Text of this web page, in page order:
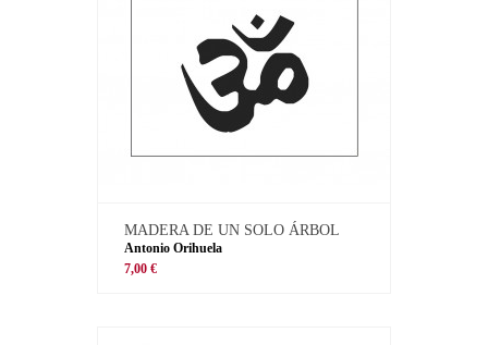
MADERA DE UN SOLO ÁRBOL
Antonio Orihuela
7,00 €